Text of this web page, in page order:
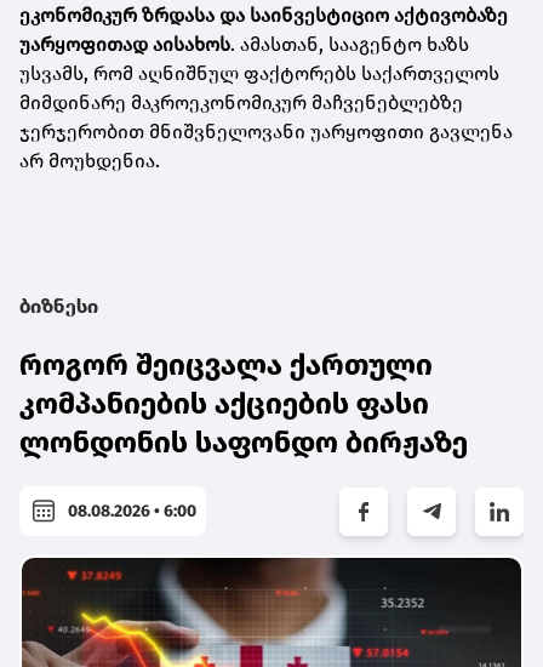
ეკონომიკურ ზრდასა და საინვესტიციო აქტივობაზე
უარყოფითად აისახოს. ამასთან, სააგენტო ხაზს
უსვამს, რომ აღნიშნულ ფაქტორებს საქართველოს
მიმდინარე მაკროეკონომიკურ მაჩვენებლებზე
ჯერჯერობით მნიშვნელოვანი უარყოფითი გავლენა
არ მოუხდენია.
ბიზნესი
როგორ შეიცვალა ქართული
კომპანიების აქციების ფასი
ლონდონის საფონდო ბირჟაზე
08.08.2026 • 6:00